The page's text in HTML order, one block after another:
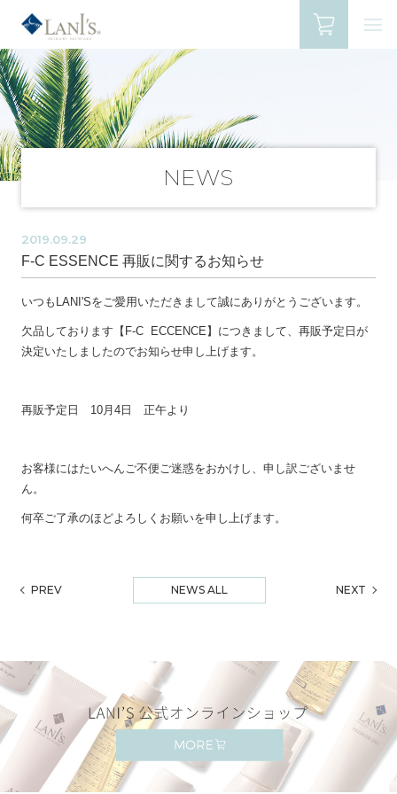
NEWS
2019.09.29
F-C ESSENCE 再販に関するお知らせ
いつもLANI'Sをご愛用いただきまして誠にありがとうございます。
欠品しております【F-C ECCENCE】につきまして、再販予定日が
決定いたしましたのでお知らせ申し上げます。
再販予定日 10月4日 正午より
お客様にはたいへんご不便ご迷惑をおかけし、申し訳ございませ
ん。
何卒ご了承のほどよろしくお願いを申し上げます。
PREV NEWS ALL NEXT